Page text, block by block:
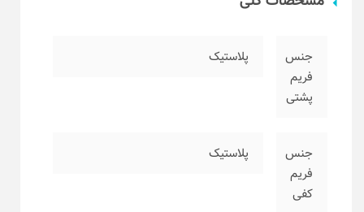
جنس
فریم
پشتی
پلاستیک
جنس
فریم
کفی
پلاستیک